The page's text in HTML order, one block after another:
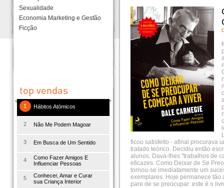
Sexualidade
Economia Marketing e Gestão
Ficção
1 Hábitos Atómicos
2 Não Me Podem Magoar
3 Em Busca de Um Sentido
4
Como Fazer Amigos E
Influenciar Pessoas
5
Conhecer, Amar e Curar
sua Criança Interior
ficou satisfeito - afinal procurava
tratado teórico. Decidiu então
alunos. Dava-lhes "trabalhos de
eficazes. Como Deixar de Se
tornou-se imediatamente um
exemplares. Hoje permanece tão
pare de se preocupar: este é o